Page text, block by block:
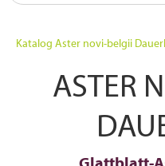
Katalog Aster novi-belgii
ASTER